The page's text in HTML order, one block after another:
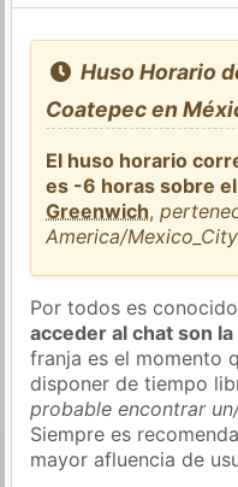
Huso Horario
Coatepec en
El huso horario
es -6 horas sobre el
Greenwich,
America/Mexico_City
Por todos es
acceder al chat son
franja es el momento
disponer de tiempo
probable encontrar
Siempre es
mayor afluencia de